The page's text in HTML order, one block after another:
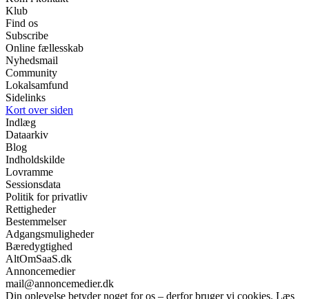
Klub
Find os
Subscribe
Online fællesskab
Nyhedsmail
Community
Lokalsamfund
Sidelinks
Kort over siden
Indlæg
Dataarkiv
Blog
Indholdskilde
Lovramme
Sessionsdata
Politik for privatliv
Rettigheder
Bestemmelser
Adgangsmuligheder
Bæredygtighed
AltOmSaaS.dk
Annoncemedier
mail@annoncemedier.dk
Din oplevelse betyder noget for os – derfor bruger vi cookies. Læs